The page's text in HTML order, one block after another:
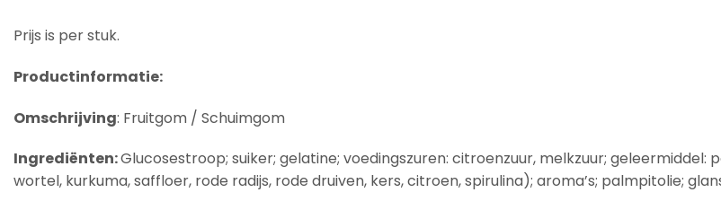
Prijs is per stuk.
Productinformatie:
Omschrijving: Fruitgom / Schuimgom
Ingrediënten:Glucosestroop; suiker; gelatine; voedingszuren: citroenzuur, melkzuur;
wortel, kurkuma, saffloer, rode radijs, rode druiven, kers, citroen, spirulina); aroma’s; palmpitolie;